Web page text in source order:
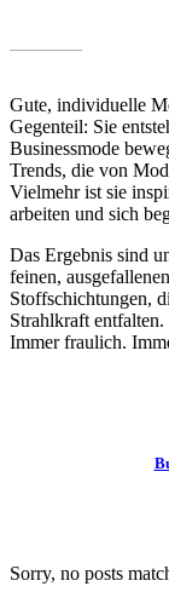
Gute, individuelle
Gegenteil: Sie
Businessmode
Trends, die von
Vielmehr ist sie
arbeiten und sich
Das Ergebnis sind
feinen,
Stoffschichtungen,
Strahlkraft
Immer fraulich.
Sorry, no posts